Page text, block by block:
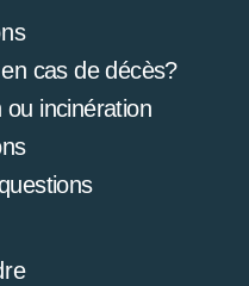
cas de décès?
ou incinération